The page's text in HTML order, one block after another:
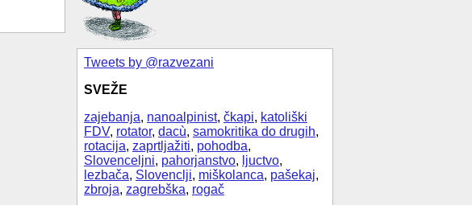
Tweets by @razvezani
SVEŽE
zajebanja, nanoalpinist, čkapi, katoliški
FDV, rotator, dacù, samokritika do drugih,
rotacija, zaprtljažiti, pohodba,
Slovenceljni, pahorjanstvo, ljuctvo,
lezbača, Slovenclji, miškolanca, pašekaj,
zbroja, zagrebška, rogač